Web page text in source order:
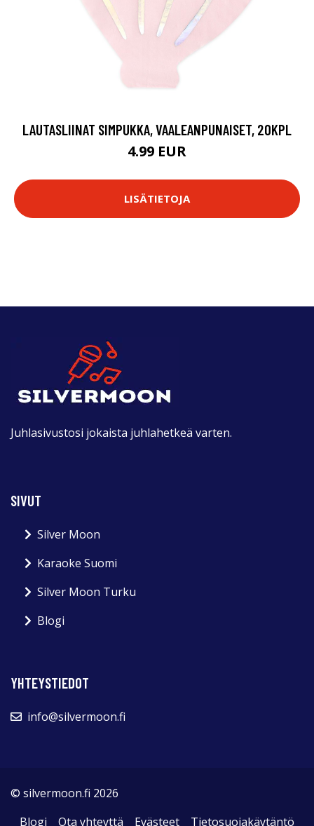
LAUTASLIINAT SIMPUKKA, VAALEANPUNAISET, 20KPL
4.99 EUR
LISÄTIETOJA
Juhlasivustosi jokaista juhlahetkeä varten.
SIVUT
Silver Moon
Karaoke Suomi
Silver Moon Turku
Blogi
YHTEYSTIEDOT
info@silvermoon.fi
© silvermoon.fi 2026
Blogi
Ota yhteyttä Evästeet Tietosuojakäytäntö